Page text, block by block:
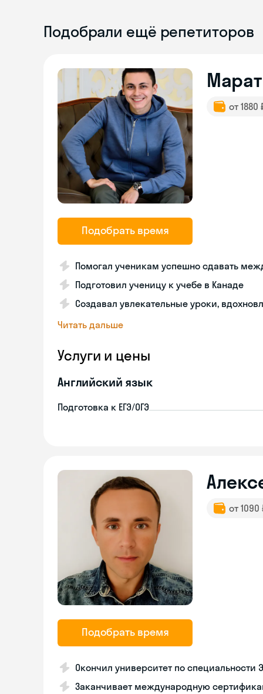
Подобрали ещё репетиторов
Подобрать время
Марат
от
Помогал ученикам успешно сдавать
Подготовил ученицу к учебе в Канаде
Создавал увлекательные уроки,
Читать дальше
Услуги и цены
Английский язык
Подготовка к ЕГЭ/ОГЭ
Подобрать время
от
Окончил университет по специальности
Заканчивает международную